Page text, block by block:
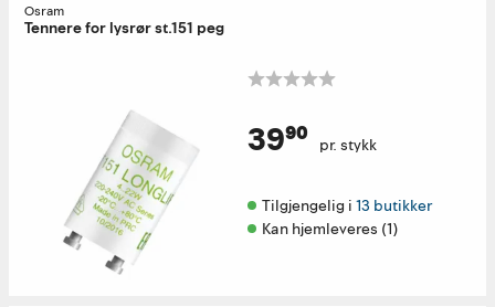
Osram
Tennere for lysrør st.151 peg
39⁹⁰ pr. stykk
Tilgjengelig i 13 butikker
Kan hjemleveres (1)